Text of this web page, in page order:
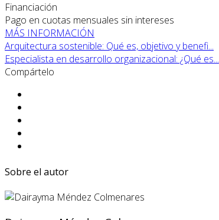
Financiación
Pago en cuotas mensuales sin intereses
MÁS INFORMACIÓN
Arquitectura sostenible: Qué es, objetivo y benefi...
Especialista en desarrollo organizacional: ¿Qué es...
Compártelo
Sobre el autor